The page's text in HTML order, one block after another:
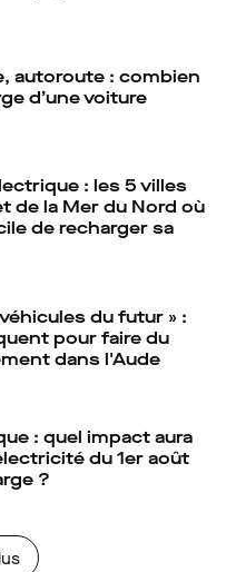
autoroute : combien
d’une voiture
: les 5 villes
de la Mer du Nord où
de recharger sa
du futur » :
pour faire du
dans l'Aude
: quel impact aura
du 1er août
?